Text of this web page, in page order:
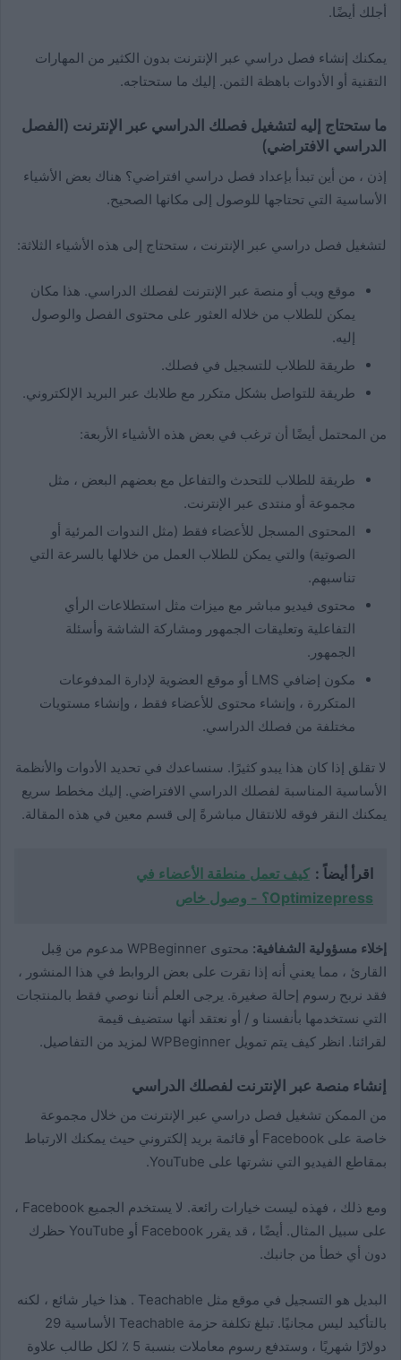
أجلك أيضًا.
يمكنك إنشاء فصل دراسي عبر الإنترنت بدون الكثير من المهارات
التقنية أو الأدوات باهظة الثمن. إليك ما ستحتاجه.
ما ستحتاج إليه لتشغيل فصلك الدراسي عبر الإنترنت (الفصل
الدراسي الافتراضي)
إذن ، من أين تبدأ بإعداد فصل دراسي افتراضي؟ هناك بعض الأشياء
الأساسية التي تحتاجها للوصول إلى مكانها الصحيح.
لتشغيل فصل دراسي عبر الإنترنت ، ستحتاج إلى هذه الأشياء الثلاثة:
موقع ويب أو منصة عبر الإنترنت لفصلك الدراسي. هذا مكان
يمكن للطلاب من خلاله العثور على محتوى الفصل والوصول
إليه.
طريقة للطلاب للتسجيل في فصلك.
طريقة للتواصل بشكل متكرر مع طلابك عبر البريد الإلكتروني.
من المحتمل أيضًا أن ترغب في بعض هذه الأشياء الأربعة:
طريقة للطلاب للتحدث والتفاعل مع بعضهم البعض ، مثل
مجموعة أو منتدى عبر الإنترنت.
المحتوى المسجل للأعضاء فقط (مثل الندوات المرئية أو
الصوتية) والتي يمكن للطلاب العمل من خلالها بالسرعة التي
تناسبهم.
محتوى فيديو مباشر مع ميزات مثل استطلاعات الرأي
التفاعلية وتعليقات الجمهور ومشاركة الشاشة وأسئلة
الجمهور.
مكون إضافي LMS أو موقع العضوية لإدارة المدفوعات
المتكررة ، وإنشاء محتوى للأعضاء فقط ، وإنشاء مستويات
مختلفة من فصلك الدراسي.
لا تقلق إذا كان هذا يبدو كثيرًا. سنساعدك في تحديد الأدوات والأنظمة
الأساسية المناسبة لفصلك الدراسي الافتراضي. إليك مخطط سريع
يمكنك النقر فوقه للانتقال مباشرةً إلى قسم معين في هذه المقالة.
اقرأ أيضاً : كيف تعمل منطقة الأعضاء في
Optimizepress؟ - وصول خاص
إخلاء مسؤولية الشفافية:
محتوى WPBeginner مدعوم من قِبل
القارئ ، مما يعني أنه إذا نقرت على بعض الروابط في هذا المنشور ،
فقد نربح رسوم إحالة صغيرة. يرجى العلم أننا نوصي فقط بالمنتجات
التي نستخدمها بأنفسنا و / أو نعتقد أنها ستضيف قيمة
لقرائنا. انظر كيف يتم تمويل WPBeginner لمزيد من التفاصيل.
إنشاء منصة عبر الإنترنت لفصلك الدراسي
من الممكن تشغيل فصل دراسي عبر الإنترنت من خلال مجموعة
خاصة على Facebook أو قائمة بريد إلكتروني حيث يمكنك الارتباط
بمقاطع الفيديو التي نشرتها على YouTube.
ومع ذلك ، فهذه ليست خيارات رائعة. لا يستخدم الجميع Facebook ،
على سبيل المثال. أيضًا ، قد يقرر Facebook أو YouTube حظرك
دون أي خطأ من جانبك.
البديل هو التسجيل في موقع مثل Teachable . هذا خيار شائع ، لكنه
بالتأكيد ليس مجانيًا. تبلغ تكلفة حزمة Teachable الأساسية 29
دولارًا شهريًا ، وستدفع رسوم معاملات بنسبة 5 ٪ لكل طالب علاوة